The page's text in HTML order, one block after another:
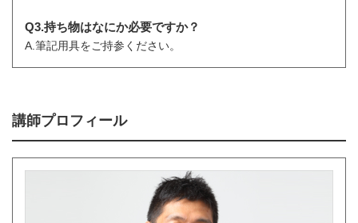
Q3.持ち物はなにか必要ですか？
A.筆記用具をご持参ください。
講師プロフィール